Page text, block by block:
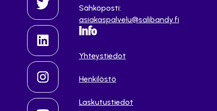
Sähköposti:
asiakaspalvelu@salibandy.fi
Info
Yhteystiedot
Henkilöstö
Laskutustiedot